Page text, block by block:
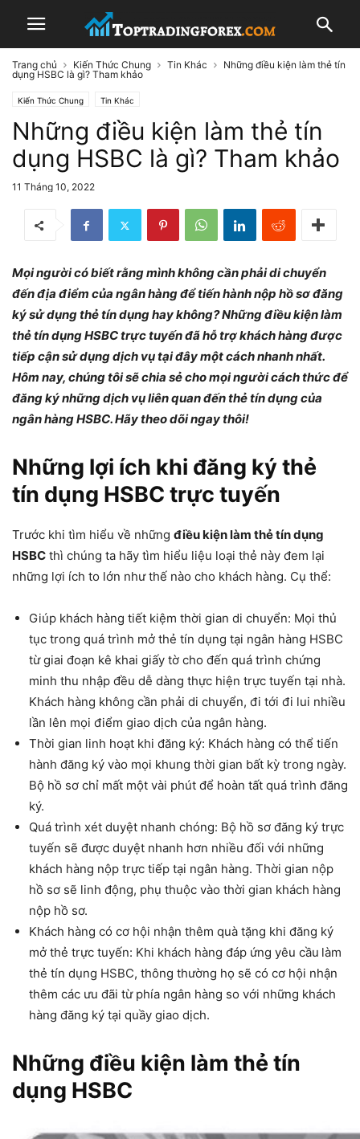
Trang chủ Kiến Thức Chung Tin Khác
Những điều kiện làm thẻ tín
dụng HSBC là gì? Tham khảo
Kiến Thức Chung Tin Khác
Những điều kiện làm thẻ tín
dụng HSBC là gì? Tham khảo
11 Tháng 10, 2022
Mọi người có biết rằng mình không cần phải di chuyển
đến địa điểm của ngân hàng để tiến hành nộp hồ sơ đăng
ký sử dụng thẻ tín dụng hay không? Những điều kiện làm
thẻ tín dụng HSBC trực tuyến đã hỗ trợ khách hàng được
tiếp cận sử dụng dịch vụ tại đây một cách nhanh nhất.
Hôm nay, chúng tôi sẽ chia sẻ cho mọi người cách thức để
đăng ký những dịch vụ liên quan đến thẻ tín dụng của
ngân hàng HSBC. Hãy theo dõi ngay thôi!
Những lợi ích khi đăng ký thẻ
tín dụng HSBC trực tuyến
Trước khi tìm hiểu về những điều kiện làm thẻ tín dụng
HSBC thì chúng ta hãy tìm hiểu liệu loại thẻ này đem lại
những lợi ích to lớn như thế nào cho khách hàng. Cụ thể:
Giúp khách hàng tiết kiệm thời gian di chuyển: Mọi thủ
tục trong quá trình mở thẻ tín dụng tại ngân hàng HSBC
từ giai đoạn kê khai giấy tờ cho đến quá trình chứng
minh thu nhập đều dễ dàng thực hiện trực tuyến tại nhà.
Khách hàng không cần phải di chuyển, đi tới đi lui nhiều
lần lên mọi điểm giao dịch của ngân hàng.
Thời gian linh hoạt khi đăng ký: Khách hàng có thể tiến
hành đăng ký vào mọi khung thời gian bất kỳ trong ngày.
Bộ hồ sơ chỉ mất một vài phút để hoàn tất quá trình đăng
ký.
Quá trình xét duyệt nhanh chóng: Bộ hồ sơ đăng ký trực
tuyến sẽ được duyệt nhanh hơn nhiều đối với những
khách hàng nộp trực tiếp tại ngân hàng. Thời gian nộp
hồ sơ sẽ linh động, phụ thuộc vào thời gian khách hàng
nộp hồ sơ.
Khách hàng có cơ hội nhận thêm quà tặng khi đăng ký
mở thẻ trực tuyến: Khi khách hàng đáp ứng yêu cầu làm
thẻ tín dụng HSBC, thông thường họ sẽ có cơ hội nhận
thêm các ưu đãi từ phía ngân hàng so với những khách
hàng đăng ký tại quầy giao dịch.
Những điều kiện làm thẻ tín
dụng HSBC